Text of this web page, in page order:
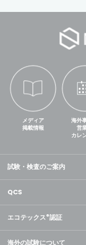
メディア
掲載情報
海外
営
カレ
試験・検査のご案内
QCS
エコテックス®認証
海外の試験について